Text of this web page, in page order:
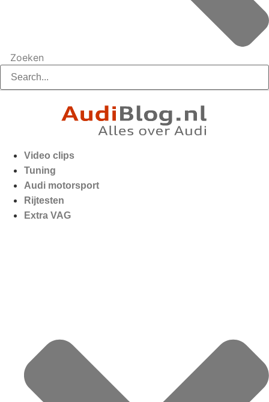
Zoeken
Video clips
Tuning
Audi motorsport
Rijtesten
Extra VAG